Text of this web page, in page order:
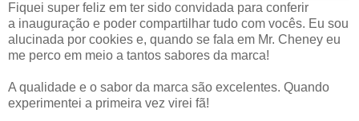
Fiquei super feliz em ter sido convidada para conferir
a inauguração e poder compartilhar tudo com vocês. Eu sou
alucinada por cookies e, quando se fala em Mr. Cheney eu
me perco em meio a tantos sabores da marca!
A qualidade e o sabor da marca são excelentes. Quando
experimentei a primeira vez virei fã!